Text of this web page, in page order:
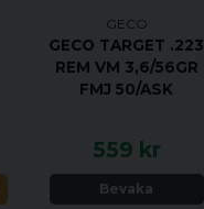
GECO
GECO TARGET .223
REM VM 3,6/56GR
FMJ 50/ASK
559 kr
Bevaka